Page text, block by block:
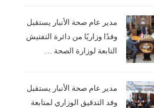
مدير عام صحة الأنبار يستقبل
وفدًا وزاريًا من دائرة التفتيش
التابعة لوزارة الصحة …
مدير عام صحة الأنبار يستقبل
وفد التدقيق الوزاري لمتابعة